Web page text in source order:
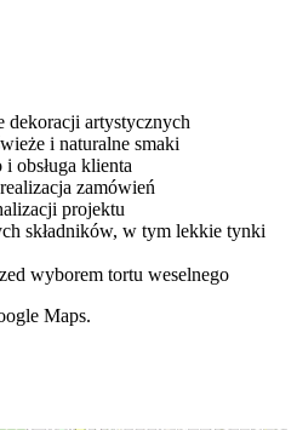
artystycznych
i naturalne smaki
obsługa klienta
zamówień
projektu
składników, w tym lekkie tynki
wyborem tortu weselnego
Maps.